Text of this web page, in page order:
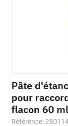
Pâte
pour
flacon 60 ml
Référence: